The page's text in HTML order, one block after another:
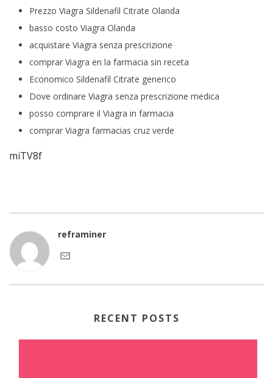
Prezzo Viagra Sildenafil Citrate Olanda
basso costo Viagra Olanda
acquistare Viagra senza prescrizione
comprar Viagra en la farmacia sin receta
Economico Sildenafil Citrate generico
Dove ordinare Viagra senza prescrizione medica
posso comprare il Viagra in farmacia
comprar Viagra farmacias cruz verde
miTV8f
reframiner
RECENT POSTS